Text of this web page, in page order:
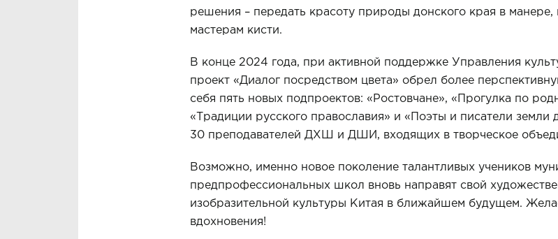
решения – передать красоту природы донского края в
мастерам кисти.
В конце 2024 года, при активной поддержке Управления
проект «Диалог посредством цвета» обрел более
себя пять новых подпроектов: «Ростовчане», «Прогулка по
«Традиции русского православия» и «Поэты и писатели земли
30 преподавателей ДХШ и ДШИ, входящих в творческое
Возможно, именно новое поколение талантливых учеников
предпрофессиональных школ вновь направят свой
изобразительной культуры Китая в ближайшем будущем.
вдохновения!